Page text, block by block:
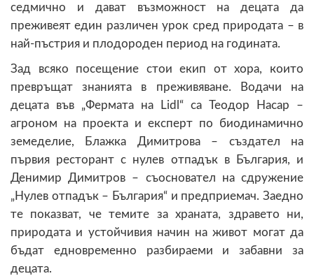
седмично и дават възможност на децата да
преживеят един различен урок сред природата – в
най-пъстрия и плодороден период на годината.
Зад всяко посещение стои екип от хора, които
превръщат знанията в преживяване. Водачи на
децата във „Фермата на Lidl“ са Теодор Насар –
агроном на проекта и експерт по биодинамично
земеделие, Блажка Димитрова – създател на
първия ресторант с нулев отпадък в България, и
Денимир Димитров – съосновател на сдружение
„Нулев отпадък – България“ и предприемач. Заедно
те показват, че темите за храната, здравето ни,
природата и устойчивия начин на живот могат да
бъдат едновременно разбираеми и забавни за
децата.